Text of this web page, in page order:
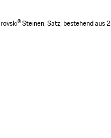
Steinen. Satz, bestehend aus 2